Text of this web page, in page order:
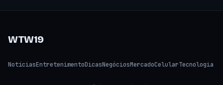
WTW19
NotíciasEntretenimentoDicasNegóciosMercadoCelularTecnologia